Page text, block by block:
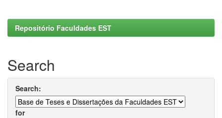
Repositório Faculdades EST
Search
Search:
for